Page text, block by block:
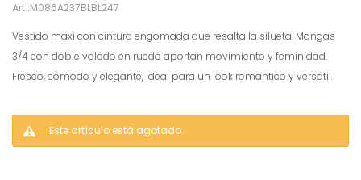
M086A237BLBL247
Vestido maxi con cintura engomada que resalta la silueta. Mangas
3/4 con doble volado en ruedo aportan movimiento y feminidad.
Fresco, cómodo y elegante, ideal para un look romántico y versátil.
Este artículo está agotado.